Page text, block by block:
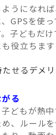
うになれ
GPSを使
子どもだ
役立ちます
せるデメ
る
どもが熱
、ルール